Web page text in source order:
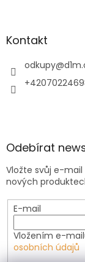
Kontakt
odkupy@
Odebírat
Vložte svůj e-
nových
E-mail
Vložením e-
osobních údajů